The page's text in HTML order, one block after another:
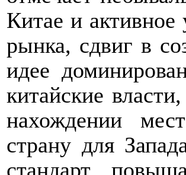
Китае и активное
рынка, сдвиг в
идее
китайские
нахождении
страну для
стандарт,